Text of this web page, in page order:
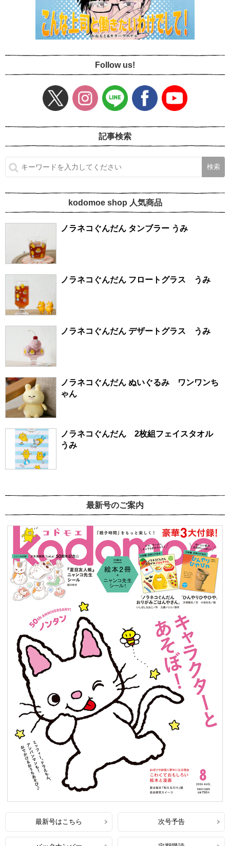
Follow us!
記事検索
kodomoe shop 人気商品
ノラネコぐんだん タンブラー うみ
ノラネコぐんだん フロートグラス うみ
ノラネコぐんだん デザートグラス うみ
ノラネコぐんだん ぬいぐるみ ワンワンち
ゃん
ノラネコぐんだん 2枚組フェイスタオル
うみ
最新号のご案内
最新号はこちら 次号予告